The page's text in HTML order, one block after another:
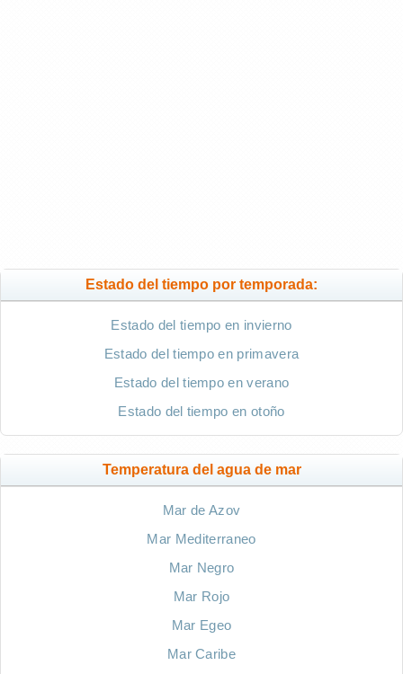
Estado del tiempo por temporada:
Estado del tiempo en invierno
Estado del tiempo en primavera
Estado del tiempo en verano
Estado del tiempo en otoño
Temperatura del agua de mar
Mar de Azov
Mar Mediterraneo
Mar Negro
Mar Rojo
Mar Egeo
Mar Caribe